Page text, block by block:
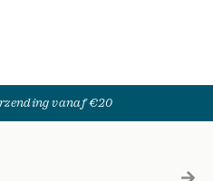
vanaf €20